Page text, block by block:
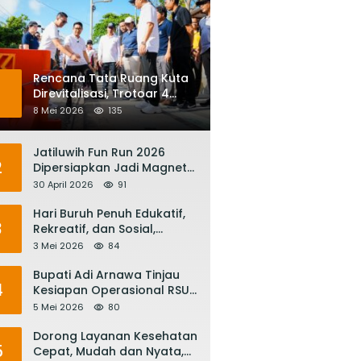
Rencana Tata Ruang Kuta
Direvitalisasi, Trotoar 4
Meter dan Integrasi
Transportasi Listrik
8 Mei 2026 135
Jatiluwih Fun Run 2026
Dipersiapkan Jadi Magnet
Pariwisata Internasional,
Pariwisata Bali
30 April 2026 91
Hari Buruh Penuh Edukatif,
Rekreatif, dan Sosial,
Gubernur Koster: Matur
Mesin Ekonomi Bali
3 Mei 2026 84
Bupati Adi Arnawa Tinjau
Kesiapan Operasional RSUD
Giri Asih, Harapkan Jadi RS
5 Mei 2026 80
Dorong Layanan Kesehatan
Cepat, Mudah dan Nyata,